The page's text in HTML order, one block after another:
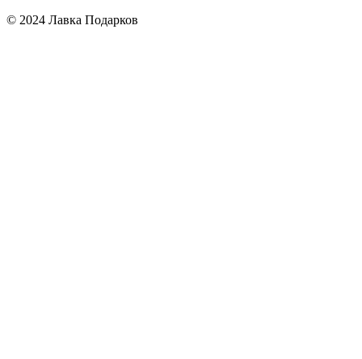
© 2024 Лавка Подарков